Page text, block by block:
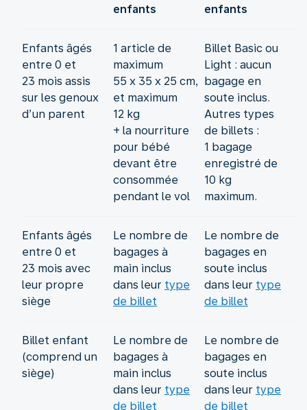
enfants
enfants
Enfants âgés
entre 0 et
23 mois assis
sur les genoux
d’un parent
1 article de
maximum
55 x 35 x 25 cm,
et maximum
12 kg
+ la nourriture
pour bébé
devant être
consommée
pendant le vol
Billet Basic ou
Light : aucun
bagage en
soute inclus.
Autres types
de billets :
1 bagage
enregistré de
10 kg
maximum.
Enfants âgés
entre 0 et
23 mois avec
leur propre
siège
Le nombre de
bagages à
main inclus
dans leur type
de billet
Le nombre de
bagages en
soute inclus
dans leur type
de billet
Billet enfant
(comprend un
siège)
Le nombre de
bagages à
main inclus
dans leur type
de billet
Le nombre de
bagages en
soute inclus
dans leur type
de billet